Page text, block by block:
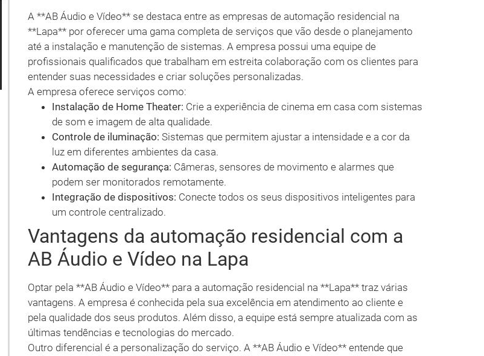
A **AB Áudio e Vídeo** se destaca entre as empresas de automação residencial na
**Lapa** por oferecer uma gama completa de serviços que vão desde o planejamento
até a instalação e manutenção de sistemas. A empresa possui uma equipe de
profissionais qualificados que trabalham em estreita colaboração com os clientes para
entender suas necessidades e criar soluções personalizadas.
A empresa oferece serviços como:
Instalação de Home Theater: Crie a experiência de cinema em casa com sistemas
de som e imagem de alta qualidade.
Controle de iluminação: Sistemas que permitem ajustar a intensidade e a cor da
luz em diferentes ambientes da casa.
Automação de segurança: Câmeras, sensores de movimento e alarmes que
podem ser monitorados remotamente.
Integração de dispositivos: Conecte todos os seus dispositivos inteligentes para
um controle centralizado.
Vantagens da automação residencial com a
AB Áudio e Vídeo na Lapa
Optar pela **AB Áudio e Vídeo** para a automação residencial na **Lapa** traz várias
vantagens. A empresa é conhecida pela sua excelência em atendimento ao cliente e
pela qualidade dos seus produtos. Além disso, a equipe está sempre atualizada com as
últimas tendências e tecnologias do mercado.
Outro diferencial é a personalização do serviço. A **AB Áudio e Vídeo** entende que